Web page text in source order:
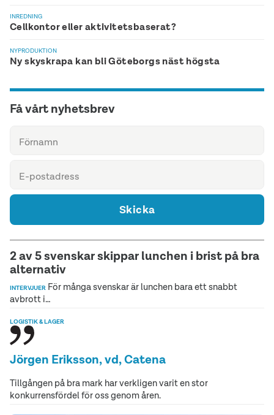
INREDNING
Cellkontor eller aktivitetsbaserat?
NYPRODUKTION
Ny skyskrapa kan bli Göteborgs näst högsta
Få vårt nyhetsbrev
Skicka
2 av 5 svenskar skippar lunchen i brist på bra
alternativ
INTERVJUER För många svenskar är lunchen bara ett snabbt
avbrott i…
LOGISTIK & LAGER
Jörgen Eriksson, vd, Catena
Tillgången på bra mark har verkligen varit en stor
konkurrensfördel för oss genom åren.